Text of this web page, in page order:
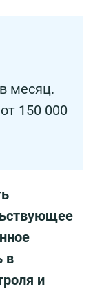
месяц.
150 000
в
и